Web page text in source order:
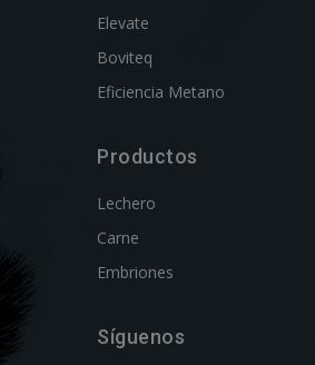
Elevate
Boviteq
Eficiencia Metano
Productos
Lechero
Carne
Embriones
Síguenos